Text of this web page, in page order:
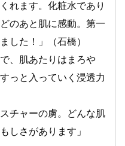
れます。化粧水であり
のあと肌に感動。第一
した！」（石橋）
、肌あたりはまろや
っと入っていく浸透力
チャーの虜。どんな肌
しさがあります」